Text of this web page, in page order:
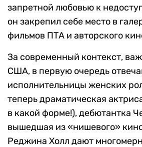
запретной любовью к
он закрепил себе место в
фильмов ПТА и авторского
За современный контекст,
США, в первую очередь
исполнительницы женских
теперь драматическая
в какой форме!), дебютантка
вышедшая из «нишевого»
Реджина Холл дают